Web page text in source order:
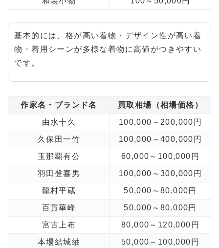
基本的には、格が高い着物・デザイン性が高い着
物・着用シーンが多様な着物に高値がつきやすい
です。
作家名・ブランド名 買取相場（相場価格）
由水十久 100,000～200,000円
久保田一竹 100,000～400,000円
玉那覇有公 60,000～100,000円
羽田登喜男 100,000～300,000円
龍村平蔵 50,000～80,000円
百貫華峰 50,000～80,000円
宮古上布 80,000～120,000円
本場結城紬 50,000～100,000円